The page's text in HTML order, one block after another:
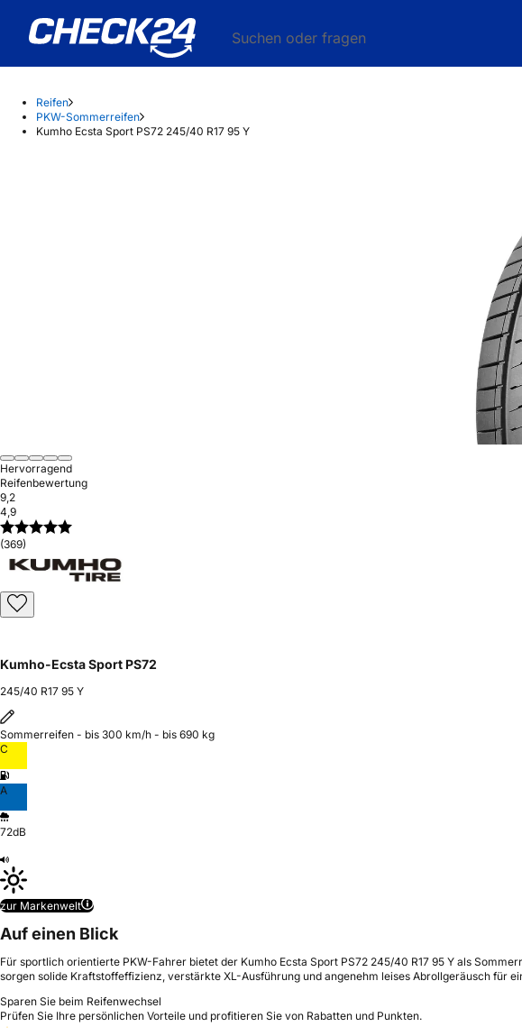
Suchen oder fragen
Reifen
PKW-Sommerreifen
Kumho Ecsta Sport PS72 245/40 R17 95 Y
Hervorragend
Reifenbewertung
9,2
4,9
(369)
Kumho-Ecsta Sport PS72
245/40 R17 95 Y
Sommerreifen - bis 300 km/h - bis 690 kg
C
A
72dB
zur Markenwelt
Auf einen Blick
Für sportlich orientierte PKW-Fahrer bietet der Kumho Ecsta Sport PS72 245/40 R17 95 Y als
sorgen solide Kraftstoffeffizienz, verstärkte XL-Ausführung und angenehm leises Abrollgeräusch für
Sparen Sie beim Reifenwechsel
Prüfen Sie Ihre persönlichen Vorteile und profitieren Sie von Rabatten und Punkten.